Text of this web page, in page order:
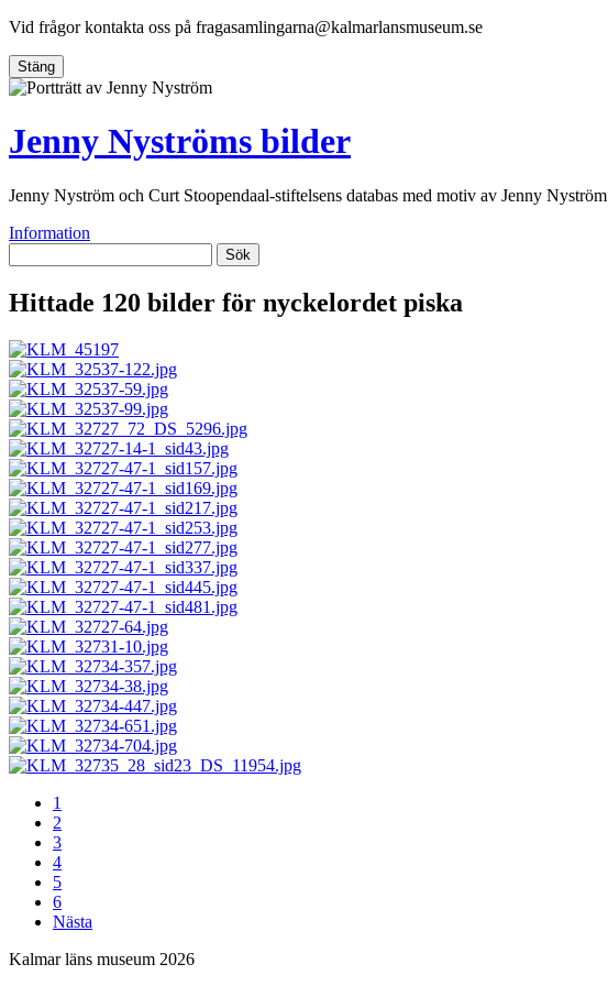
Vid frågor kontakta oss på fragasamlingarna@kalmarlansmuseum.se
Stäng
Jenny Nyströms bilder
Jenny Nyström och Curt Stoopendaal-stiftelsens databas med motiv av Jenny Nyström
Information
Sök
Hittade 120 bilder för nyckelordet piska
1
2
3
4
5
6
Nästa
Kalmar läns museum 2026